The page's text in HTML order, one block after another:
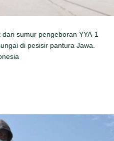
sumur pengeboran YYA-1
di pesisir pantura Jawa.